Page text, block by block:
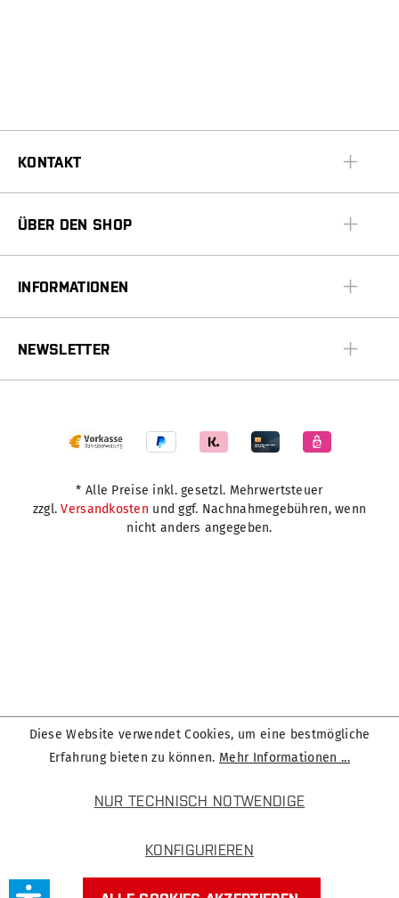
KONTAKT
ÜBER DEN SHOP
INFORMATIONEN
NEWSLETTER
* Alle Preise inkl. gesetzl. Mehrwertsteuer
zzgl.Versandkosten und ggf. Nachnahmegebühren, wenn
nicht anders angegeben.
Diese Website verwendet Cookies, um eine bestmögliche
Erfahrung bieten zu können. Mehr Informationen ...
NUR TECHNISCH NOTWENDIGE
KONFIGURIEREN